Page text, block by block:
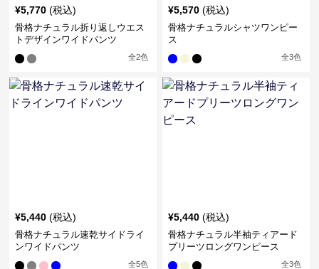
¥5,770 (税込)
骨格ナチュラル折り返しウエス
トデザインワイドパンツ
全2色
¥5,570 (税込)
骨格ナチュラルシャツワンピー
ス
全3色
¥5,440 (税込)
骨格ナチュラル速乾サイドライ
ンワイドパンツ
全5色
¥5,440 (税込)
骨格ナチュラル半袖ティアード
プリーツロングワンピース
全3色